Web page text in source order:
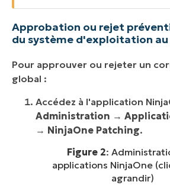
Approbation ou rejet
du système d'exploitation au
Pour approuver ou rejeter un
global :
Accédez à l'application
Administration →
→ NinjaOne Patching.
Figure 2:
applications NinjaOne
agrandir)